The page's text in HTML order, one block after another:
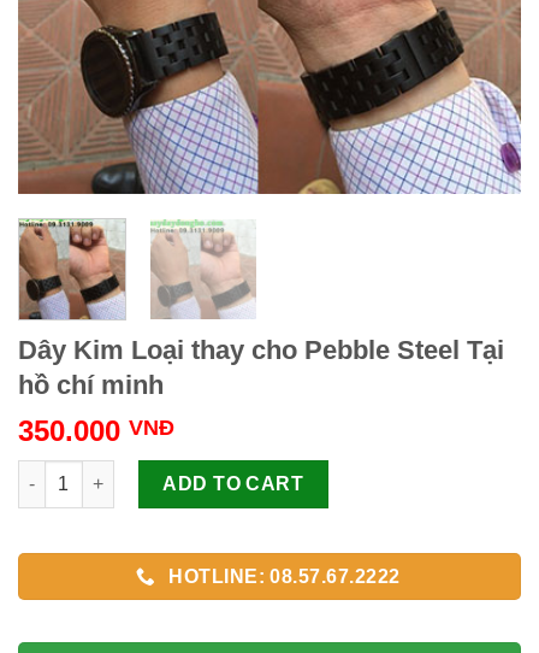
Dây Kim Loại thay cho Pebble Steel Tại
hồ chí minh
350.000 VNĐ
Dây Kim Loại thay cho Pebble Steel Tại hồ chí minh quantity
ADD TO CART
HOTLINE: 08.57.67.2222